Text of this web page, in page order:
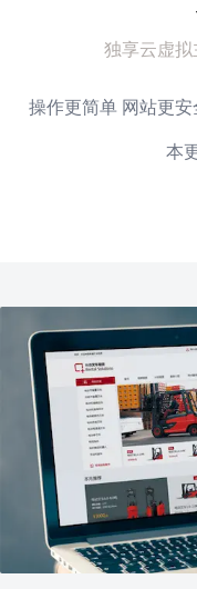
独享云虚
操作更简单 网站更
本